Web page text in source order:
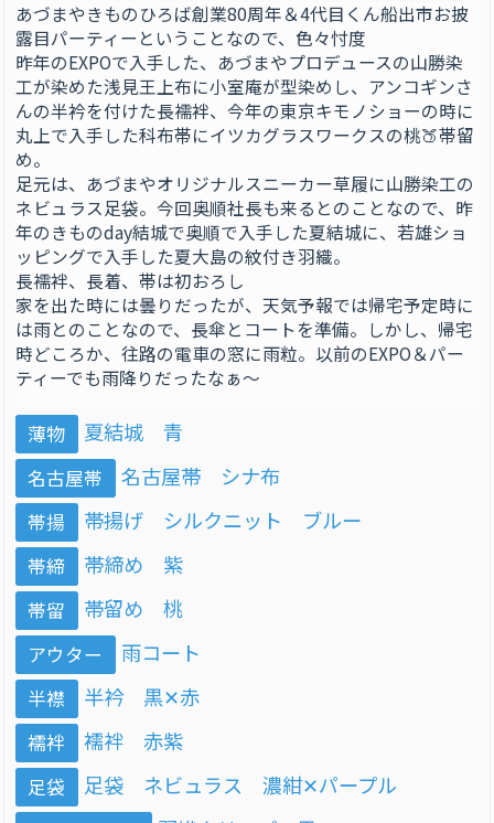
あづまやきものひろば創業80周年＆4代目くん船出市お披
露目パーティーということなので、色々忖度
昨年のEXPOで入手した、あづまやプロデュースの山勝染
工が染めた浅見王上布に小室庵が型染めし、アンコギンさ
んの半衿を付けた長襦袢、今年の東京キモノショーの時に
丸上で入手した科布帯にイツカグラスワークスの桃🍑帯留
め。
足元は、あづまやオリジナルスニーカー草履に山勝染工の
ネビュラス足袋。今回奥順社長も来るとのことなので、昨
年のきものday結城で奥順で入手した夏結城に、若雄ショ
ッピングで入手した夏大島の紋付き羽織。
長襦袢、長着、帯は初おろし
家を出た時には曇りだったが、天気予報では帰宅予定時に
は雨とのことなので、長傘とコートを準備。しかし、帰宅
時どころか、往路の電車の窓に雨粒。以前のEXPO＆パー
ティーでも雨降りだったなぁ〜
薄物 夏結城 青
名古屋帯 名古屋帯 シナ布
帯揚 帯揚げ シルクニット ブルー
帯締 帯締め 紫
帯留 帯留め 桃
アウター 雨コート
半襟 半衿 黒✕赤
襦袢 襦袢 赤紫
足袋 足袋 ネビュラス 濃紺✕パープル